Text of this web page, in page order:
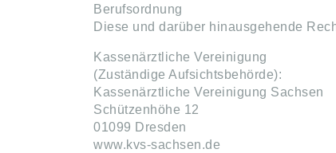
Berufsordnung
Diese und darüber hinausgehende
Kassenärztliche Vereinigung
(Zuständige Aufsichtsbehörde):
Kassenärztliche Vereinigung Sachsen
Schützenhöhe 12
01099 Dresden
www.kvs-sachsen.de